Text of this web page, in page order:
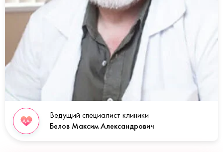
Ведущий специалист клиники
Белов Максим Александрович